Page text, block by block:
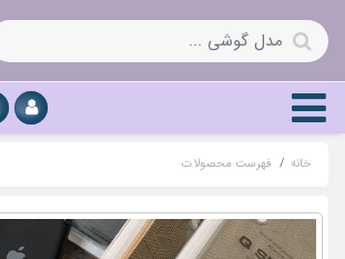
خانه فهرست محصولات